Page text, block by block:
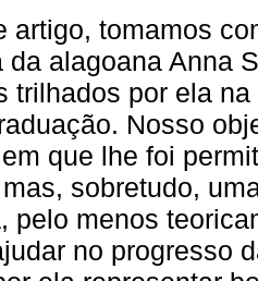
artigo, tomamos
da alagoana Anna
trilhados por ela
Nosso
que lhe foi
sobretudo,
pelo menos
no progresso